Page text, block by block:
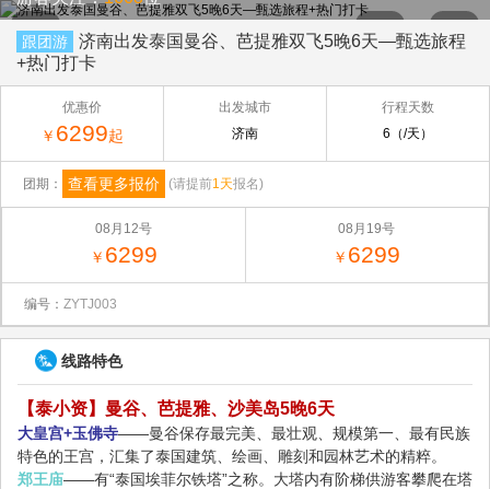
跟团游
济南出发泰国曼谷、芭提雅双飞5晚6天—甄选旅程
+热门打卡
优惠价
￥ 6299起
出发城市
济南
行程天数
6（/天）
团期： 查看更多报价 (请提前1天报名)
08月12号
￥ 6299
08月19号
￥ 6299
编号： ZYTJ003
线路特色
【泰小资】曼谷、芭提雅、沙美岛5晚6天
大皇宫+玉佛寺——曼谷保存最完美、最壮观、规模第一、 最有民族
特色的王宫 ，汇集了泰国建筑、绘画、雕刻和园林艺术的精粹。
郑王庙——有“泰国埃菲尔铁塔”之称。大塔内有阶梯供游客攀爬在塔